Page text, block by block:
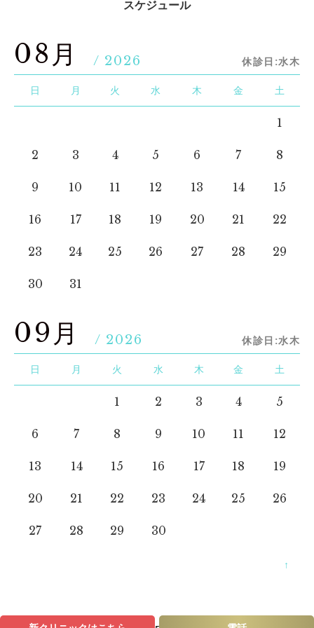
スケジュール
08月 / 2026 休診日:水木
日 月 火 水 木 金 土
1
2 3 4 5 6 7 8
9 10 11 12 13 14 15
16 17 18 19 20 21 22
23 24 25 26 27 28 29
30 31
09月 / 2026 休診日:水木
日 月 火 水 木 金 土
1 2 3 4 5
6 7 8 9 10 11 12
13 14 15 16 17 18 19
20 21 22 23 24 25 26
27 28 29 30
↑